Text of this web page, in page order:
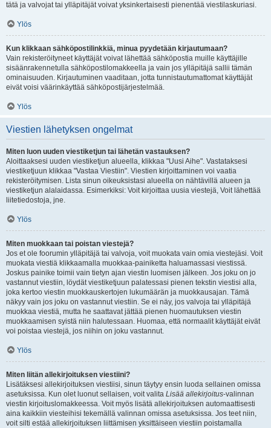
tätä ja valvojat tai ylläpitäjät voivat yksinkertaisesti pienentää viestilaskuriasi.
Ylös
Kun klikkaan sähköpostilinkkiä, minua pyydetään kirjautumaan?
Vain rekisteröityneet käyttäjät voivat lähettää sähköpostia muille käyttäjille
sisäänrakennetulla sähköpostilomakkeella ja vain jos ylläpitäjä sallii tämän
ominaisuuden. Kirjautuminen vaaditaan, jotta tunnistautumattomat käyttäjät
eivät voisi väärinkäyttää sähköpostijärjestelmää.
Ylös
Viestien lähetyksen ongelmat
Miten luon uuden viestiketjun tai lähetän vastauksen?
Aloittaaksesi uuden viestiketjun alueella, klikkaa "Uusi Aihe". Vastataksesi
viestiketjuun klikkaa "Vastaa Viestiin". Viestien kirjoittaminen voi vaatia
rekisteröitymisen. Lista sinun oikeuksistasi alueella on nähtävillä alueen ja
viestiketjun alalaidassa. Esimerkiksi: Voit kirjoittaa uusia viestejä, Voit lähettää
liitetiedostoja, jne.
Ylös
Miten muokkaan tai poistan viestejä?
Jos et ole foorumin ylläpitäjä tai valvoja, voit muokata vain omia viestejäsi. Voit
muokata viestiä klikkaamalla muokkaa-painiketta haluamassasi viestissä.
Joskus painike toimii vain tietyn ajan viestin luomisen jälkeen. Jos joku on jo
vastannut viestiin, löydät viestiketjuun palatessasi pienen tekstin viestisi alla,
joka kertoo viestin muokkauskertojen lukumäärän ja muokkausajan. Tämä
näkyy vain jos joku on vastannut viestiin. Se ei näy, jos valvoja tai ylläpitäjä
muokkaa viestiä, mutta he saattavat jättää pienen huomautuksen viestin
muokkaamisen syistä niin halutessaan. Huomaa, että normaalit käyttäjät eivät
voi poistaa viestejä, jos niihin on joku vastannut.
Ylös
Miten liitän allekirjoituksen viestiini?
Lisätäksesi allekirjoituksen viestiisi, sinun täytyy ensin luoda sellainen omissa
asetuksissa. Kun olet luonut sellaisen, voit valita Lisää allekirjoitus-valinnan
viestin kirjoituslomakkeessa. Voit myös lisätä allekirjoituksen automaattisesti
aina kaikkiin viesteihisi tekemällä valinnan omissa asetuksissa. Jos teet niin,
voit silti estää allekirjoituksen liittämisen yksittäiseen viestiin poistamalla